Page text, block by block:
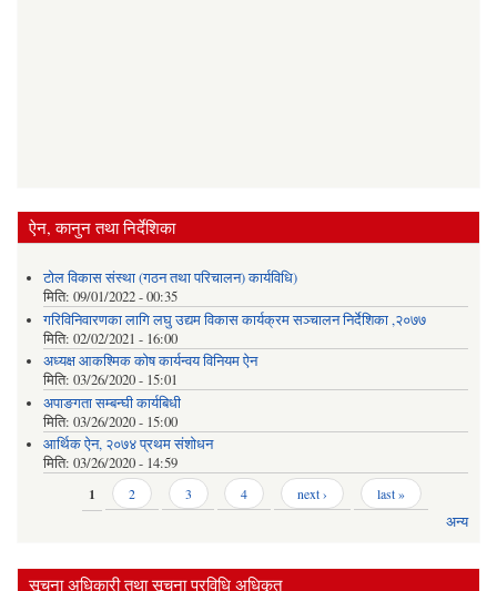
ऐन, कानुन तथा निर्देशिका
टोल विकास संस्था (गठन तथा परिचालन) कार्यविधि)
मिति: 09/01/2022 - 00:35
गरिविनिवारणका लागि लघु उद्यम विकास कार्यक्रम सञ्चालन निर्देशिका ,२०७७
मिति: 02/02/2021 - 16:00
अध्यक्ष आकश्मिक कोष कार्यन्वय विनियम ऐन
मिति: 03/26/2020 - 15:01
अपाङगता सम्बन्घी कार्यबिधी
मिति: 03/26/2020 - 15:00
आर्थिक ऐन, २०७४ प्रथम संशोधन
मिति: 03/26/2020 - 14:59
1 2 3 4 next › last »
अन्य
सूचना अधिकारी तथा सूचना प्रविधि अधिकृत